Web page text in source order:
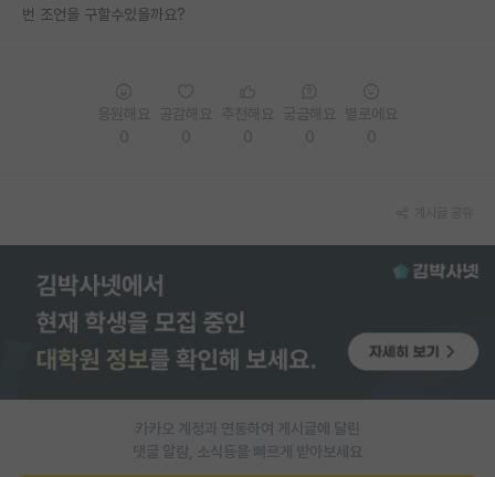
임용 후기 게시판
학술 정보 게시판
홍보 게시판
커리어
유학교육
번 조언을 구할수있을까요?
카카오 계정과 연동하여 게시글에 달린
댓글 알람, 소식등을 빠르게 받아보세요